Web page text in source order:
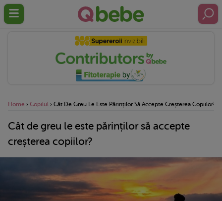
Home › Copilul › Cât De Greu Le Este Părinților Să Accepte Creșterea Copiilor?
Cât de greu le este părinților să accepte
creșterea copiilor?